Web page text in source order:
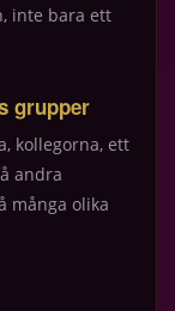
inte bara ett
grupper
kollegorna, ett
andra
många olika